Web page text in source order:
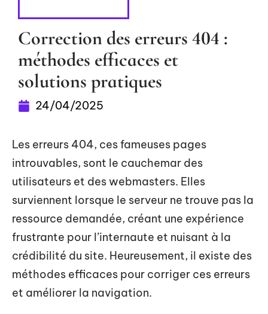
Correction des erreurs 404 :
méthodes efficaces et
solutions pratiques
24/04/2025
Les erreurs 404, ces fameuses pages
introuvables, sont le cauchemar des
utilisateurs et des webmasters. Elles
surviennent lorsque le serveur ne trouve pas la
ressource demandée, créant une expérience
frustrante pour l’internaute et nuisant à la
crédibilité du site. Heureusement, il existe des
méthodes efficaces pour corriger ces erreurs
et améliorer la navigation.